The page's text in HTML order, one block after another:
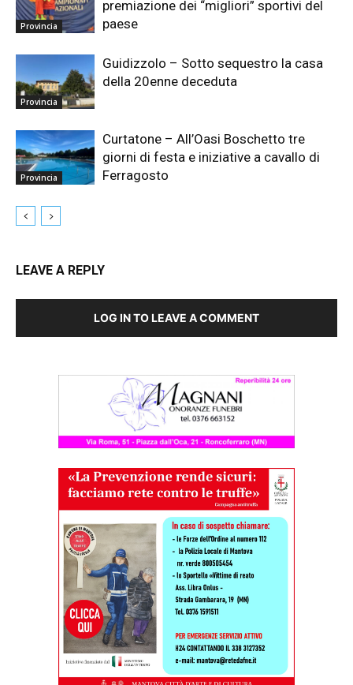
Provincia
premiazione dei “migliori” sportivi del
paese
Provincia
Guidizzolo – Sotto sequestro la casa
della 20enne deceduta
Provincia
Curtatone – All’Oasi Boschetto tre
giorni di festa e iniziative a cavallo di
Ferragosto
LEAVE A REPLY
LOG IN TO LEAVE A COMMENT